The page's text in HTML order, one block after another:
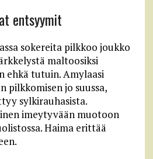
entsyymit
sokereita pilkkoo joukko
maltoosiksi
ehkä tutuin. Amylaasi
pilkkomisen jo suussa,
sylkirauhasista.
imeytyvään muotoon
Haima erittää